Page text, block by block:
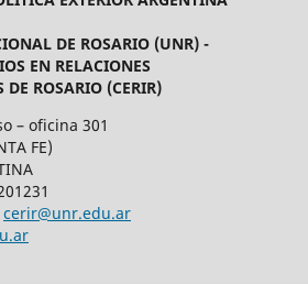
DE ROSARIO (UNR) -
EN RELACIONES
ROSARIO (CERIR)
– oficina 301
FE)
cerir@unr.edu.ar